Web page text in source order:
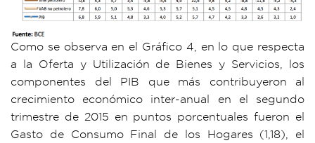
Como se observa en el Gráfico 4, en lo que respecta
a la Oferta y Utilización de Bienes y Servicios, los
componentes del PIB que más contribuyeron al
crecimiento económico inter-anual en el segundo
trimestre de 2015 en puntos porcentuales fueron el
Gasto de Consumo Final de los Hogares (1,18), el